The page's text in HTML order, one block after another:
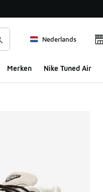
Nederlands
Merken Nike Tuned Air